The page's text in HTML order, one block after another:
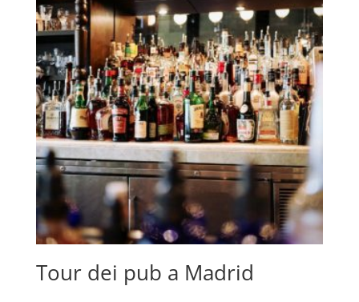
Tour dei pub a Madrid